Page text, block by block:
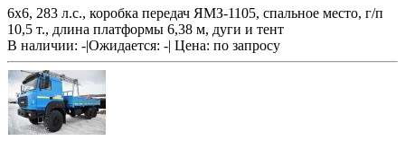
6х6, 283 л.с., коробка передач ЯМЗ-1105, спальное место, г/п
10,5 т., длина платформы 6,38 м, дуги и тент
В наличии: -|Ожидается: -| Цена: по запросу